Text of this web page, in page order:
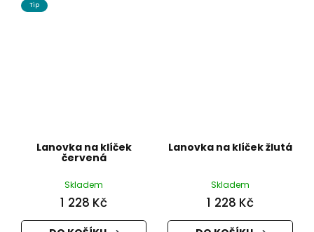
Tip
Lanovka na klíček
červená
Skladem
1 228 Kč
Lanovka na klíček žlutá
Skladem
1 228 Kč